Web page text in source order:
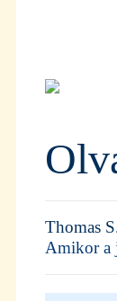
Thomas
Amikor a